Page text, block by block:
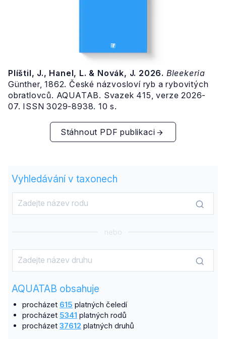
Plíštil, J., Hanel, L. & Novák, J. 2026. Bleekeria
Günther, 1862. České názvosloví ryb a rybovitých
obratlovců. AQUATAB. Svazek 415, verze 2026-
07. ISSN 3029-8938. 10 s.
Stáhnout PDF publikaci
Vyhledávání v taxonech
nebo
AQUATAB obsahuje
procházet 615 platných čeledí
procházet 5341 platných rodů
procházet 37612 platných druhů